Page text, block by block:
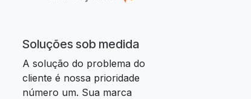
Soluções sob medida
A solução do problema do
cliente é nossa prioridade
número um. Sua marca